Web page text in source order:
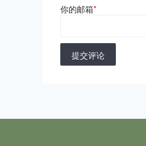
你的邮箱*
提交评论